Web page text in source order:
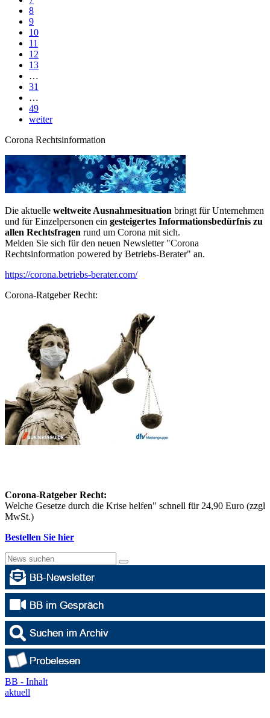
8
9
10
11
12
13
…
31
…
49
weiter
Corona Rechtsinformation
Die aktuelle weltweite Ausnahmesituation bringt für Unternehmen
und für Einzelpersonen ein gesteigertes Informationsbedürfnis zu
allen Rechtsfragen rund um Corona mit sich.
Melden Sie sich für den neuen Newsletter "Corona
Rechtsinformation powered by Betriebs-Berater" an.
https://corona.betriebs-berater.com/
Corona-Ratgeber Recht:
Corona-Ratgeber Recht:
Welche Gesetze durch die Krise helfen" schnell für 24,90 Euro (zzgl
MwSt.)
Bestellen Sie hier
BB - Inhalt
aktuell